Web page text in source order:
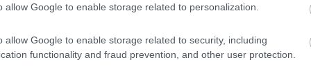
allow Google to enable storage related to personalization.
allow Google to enable storage related to security, including
functionality and fraud prevention, and other user protection.